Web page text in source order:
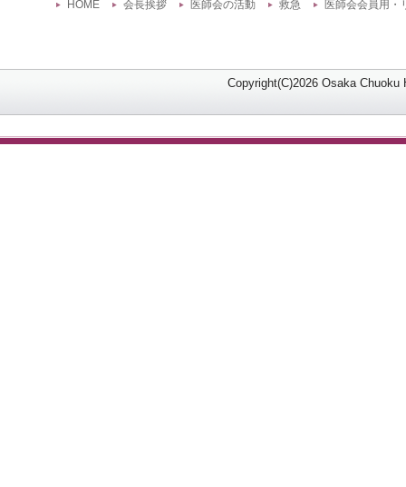
HOME 会長挨拶 医師会の活動 救急 医師会会員用・
Copyright(C)2026 Osaka